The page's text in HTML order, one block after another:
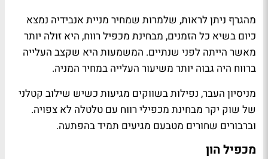
מהגרף ניתן לראות, שלמרות שמחיר מניית אנבידיה נמצא
כיום בשיא כל הזמנים, מבחינת מכפיל רווח, היא זולה יותר
מאשר הייתה לפני שנתיים. המשמעות היא שקצב העלייה
ברווח היה גבוה יותר משיעור העלייה במחיר המניה.
מניסיון העבר, נפילות בשווקים מגיעות כשיש שילוב קטלני
של שוק יקר מבחינת מכפילי רווח עם טלטלה לא צפויה.
וברבורים שחורים מטבעם מגיעים תמיד בהפתעה.
מכפיל הון